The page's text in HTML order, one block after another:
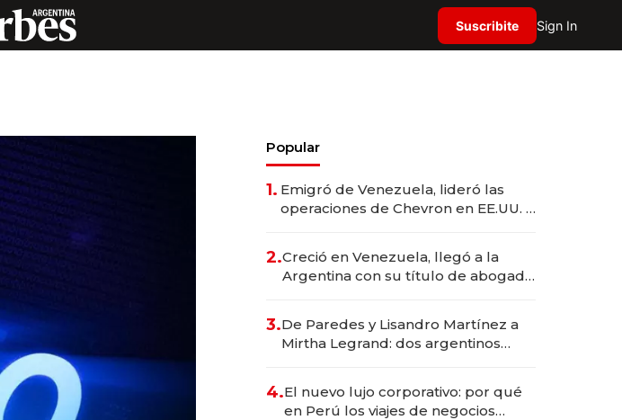
Suscribite Sign In
Popular
1. Emigró de Venezuela, lideró las
operaciones de Chevron en EE.UU. y
2.Creció en Venezuela, llegó a la
Argentina con su título de abogado
marcas "fast premium"
3.De Paredes y Lisandro Martínez a
Mirtha Legrand: dos argentinos
4.El nuevo lujo corporativo: por qué
en Perú los viajes de negocios